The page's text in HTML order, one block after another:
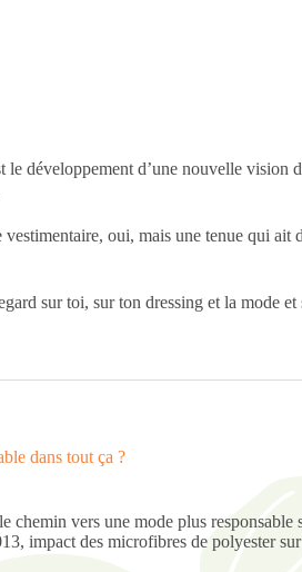
développement d’une nouvelle vision
oui, mais une tenue qui ait
sur toi, sur ton dressing et la mode et
dans tout ça ?
vers une mode plus responsable
impact des microfibres de polyester